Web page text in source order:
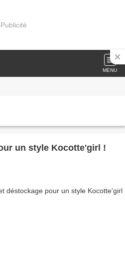
Publicité
MENU
Test et déstockage pour un style Kocotte'girl !